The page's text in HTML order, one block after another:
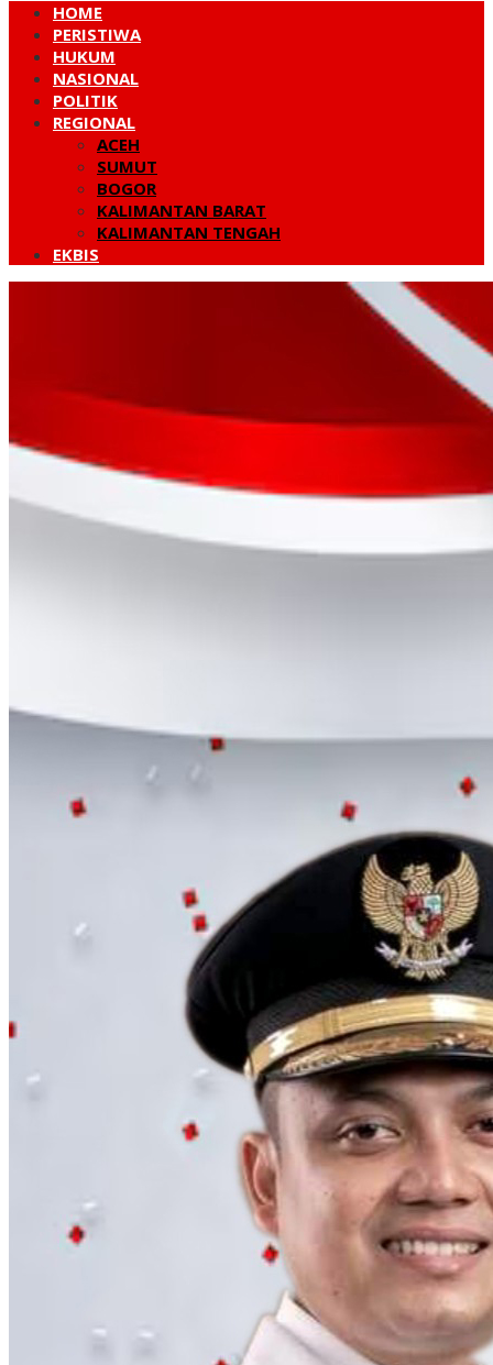
HOME
PERISTIWA
HUKUM
NASIONAL
POLITIK
REGIONAL
ACEH
SUMUT
BOGOR
KALIMANTAN BARAT
KALIMANTAN TENGAH
EKBIS